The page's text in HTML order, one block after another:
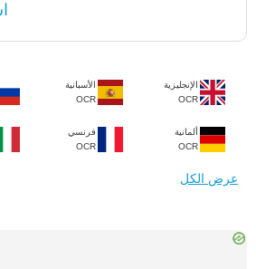
الإنجليزية
OCR
الأسبانية
OCR
ألمانية
OCR
فرنسي
OCR
عرض الكل